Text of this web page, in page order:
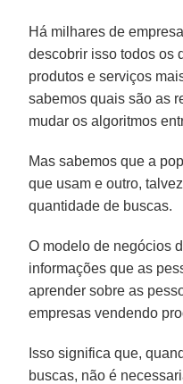
Há milhares de
descobrir isso todos os
produtos e serviços
sabemos quais são as
mudar os algoritmos
Mas sabemos que a
que usam e outro,
quantidade de buscas.
O modelo de negócios
informações que as
aprender sobre as
empresas vendendo
Isso significa que,
buscas, não é